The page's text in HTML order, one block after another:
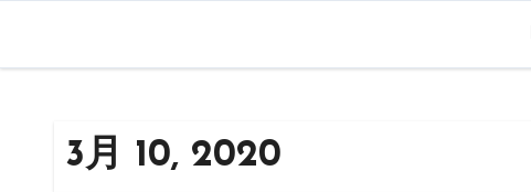
3月 10, 2020